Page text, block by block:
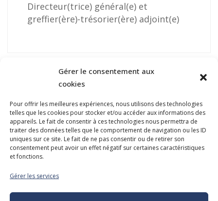
Gérer le consentement aux
cookies
Pour offrir les meilleures expériences, nous utilisons des technologies
telles que les cookies pour stocker et/ou accéder aux informations des
appareils. Le fait de consentir à ces technologies nous permettra de
traiter des données telles que le comportement de navigation ou les ID
uniques sur ce site. Le fait de ne pas consentir ou de retirer son
consentement peut avoir un effet négatif sur certaines caractéristiques
et fonctions.
Gérer les services
Directeur(trice) général(e) et
greffier(ère)-trésorier(ère) adjoint(e)
NOUS JOINDRE
400, boulevard Jean-Lesage
Hall Est, bureau 535